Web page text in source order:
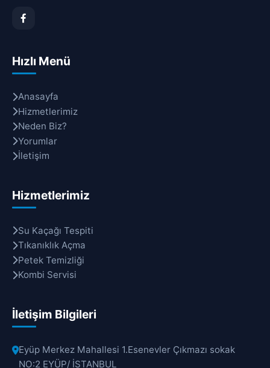
Hızlı Menü
Anasayfa
Hizmetlerimiz
Neden Biz?
Yorumlar
İletişim
Hizmetlerimiz
Su Kaçağı Tespiti
Tıkanıklık Açma
Petek Temizliği
Kombi Servisi
İletişim Bilgileri
Eyüp Merkez Mahallesi 1.Esenevler Çıkmazı sokak
NO:2 EYÜP/ İSTANBUL